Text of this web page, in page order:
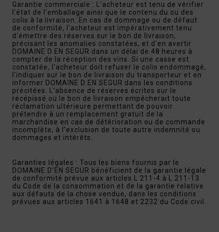
Garantie commerciale : L'acheteur est tenu de vérifier
l'état de l'emballage ainsi que le contenu du ou des
colis à la livraison. En cas de dommage ou de défaut
de conformité, l'acheteur est impérativement tenu
d'émettre des réserves sur le bon de livraison,
précisant les anomalies constatées, et d'en avertir
DOMAINE D EN SEGUR dans un délai de 48 heures à
compter de la réception des vins. Si une casse est
constatée, l'acheteur doit refuser le colis endommagé,
l'indiquer sur le bon de livraison du transporteur et en
informer DOMAINE D EN SEGUR dans les conditions
précitées. L’absence de réserves écrites sur le
récépissé ou le bon de livraison empêcherait toute
réclamation ultérieure permettant de pouvoir
prétendre à un remplacement gratuit de la
marchandise en cas de détérioration ou de commande
incomplète, à l’exclusion de toute autre indemnité ou
dommages et intérêts.
Garanties légales : Tous les biens fournis par le
DOMAINE D’EN SEGUR bénéficient de la garantie légale
de conformité prévue aux articles L 211-4 à L 211-13
du Code de la consommation et de la garantie relative
aux défauts de la chose vendue, dans les conditions
prévues aux articles 1641 à 1648 et 2232 du Code civil.